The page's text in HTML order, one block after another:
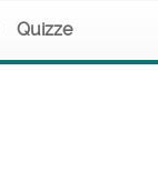
Quizze